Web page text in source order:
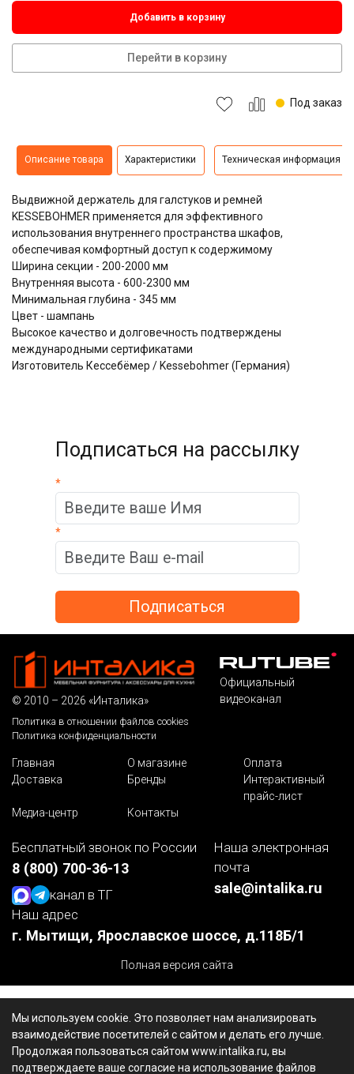
Добавить в корзину
Перейти в корзину
Под заказ
Описание товара Характеристики Техническая информация
Выдвижной держатель для галстуков и ремней
KESSEBOHMER применяется для эффективного
использования внутреннего пространства шкафов,
обеспечивая комфортный доступ к содержимому
Ширина секции - 200-2000 мм
Внутренняя высота - 600-2300 мм
Минимальная глубина - 345 мм
Цвет - шампань
Высокое качество и долговечность подтверждены
международными сертификатами
Изготовитель Кессебёмер / Kessebohmer (Германия)
Подписаться на рассылку
*
*
Мы используем cookie. Это позволяет нам анализировать
взаимодействие посетителей с сайтом и делать его лучше.
Продолжая пользоваться сайтом www.intalika.ru, вы
подтверждаете ваше согласие на использование файлов
© 2010 – 2026 «Инталика»
Политика в отношении файлов cookies
Политика конфиденциальности
Официальный
видеоканал
Главная О магазине
Оплата
Доставка
Бренды
Интерактивный
прайс-лист
Медиа-центр
Контакты
Бесплатный звонок по России
8 (800) 700-36-13
канал в ТГ
Наша электронная
почта
sale@intalika.ru
Наш адрес
г. Мытищи, Ярославское шоссе, д.118Б/1
Полная версия сайта